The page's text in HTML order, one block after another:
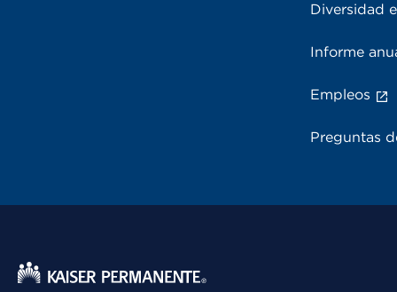
Diversidad
Informe
Empleos
Preguntas